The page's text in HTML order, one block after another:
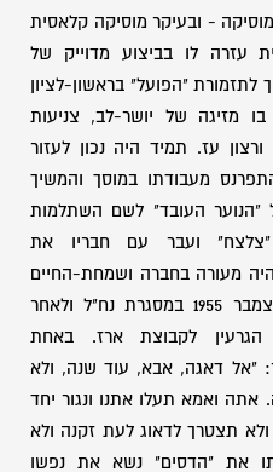
- ובעיקר מוסיקה קלאסית
עזרה לו בביצוע מדוייק של
לתזמורת "הפועל" בראשון-לציון
בו מזיגה של יושר-לב, צניעות
עז. תמיד היה נכון לעזור
מעבודתו במוסך והמשיך
"הנוער העובד" לשם השתלמות
"צלצח" ועבר עם חבריו את
מעורה בחברה ושמחת-החיים
פיעמה בלבו. גויס לצה"ל בדצמבר 1955 במסגרת נח"ל ולאחר
הגרעין לקבוצת ארז. באחת
"אל דאגה, אבא, עוד שנה, ולא
אתה ואמא תעלו אתנו ונגור יחד
תצטרך לדאוג לעת זקנה ולא
את "הדסים" נשא את נפשו